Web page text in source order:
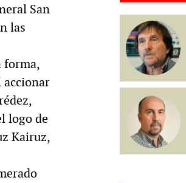
San
las
forma,
logo de
Kairuz,